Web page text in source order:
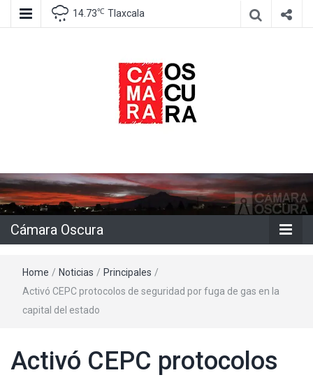
14.73℃ Tlaxcala
Cámara
Oscura
Cámara Oscura
Home / Noticias / Principales /
Activó CEPC protocolos de seguridad por fuga de gas en la
capital del estado
Activó CEPC protocolos